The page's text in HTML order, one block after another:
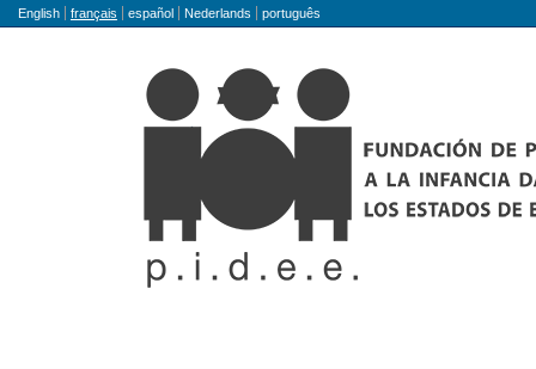
Langue
English français español Nederlands português